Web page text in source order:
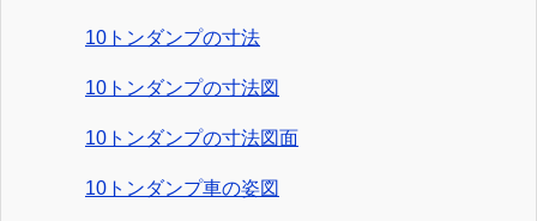
10トンダンプの寸法
10トンダンプの寸法図
10トンダンプの寸法図面
10トンダンプ車の姿図